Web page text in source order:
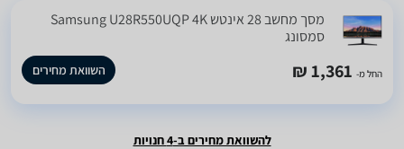
מסך מחשב ‏28 ‏אינטש Samsung U28R550UQP 4K
סמסונג
החל מ- 1,361 ₪ השוואת מחירים
להשוואת מחירים ב-4 חנויות